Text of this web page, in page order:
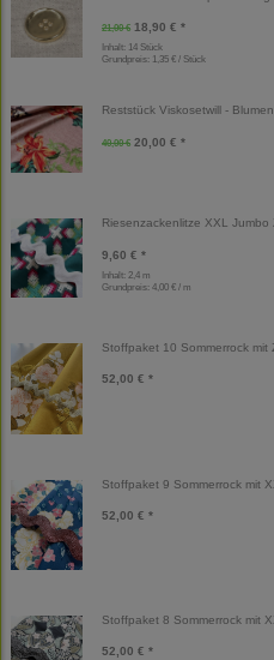
21,00 € 18,90 € *
Inhalt: 14 Stück
Grundpreis: 1,35 € / Stück
Reststück Viskosetwill -
40,00 € 20,00 € *
Riesenzackenlitze XXL
9,60 € *
Inhalt: 2,4 m
Grundpreis: 4,00 € / m
Stoffpaket 10 Sommerrock mit
52,00 € *
Stoffpaket 9 Sommerrock mit
52,00 € *
Stoffpaket 8 Sommerrock mit
52,00 € *